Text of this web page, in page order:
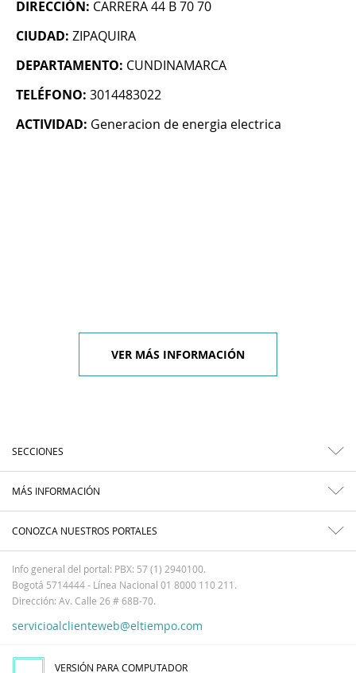
DIRECCIÓN: CARRERA 44 B 70 70
CIUDAD: ZIPAQUIRA
DEPARTAMENTO: CUNDINAMARCA
TELÉFONO: 3014483022
ACTIVIDAD: Generacion de energia electrica
VER MÁS INFORMACIÓN
SECCIONES
MÁS INFORMACIÓN
CONOZCA NUESTROS PORTALES
Info general del portal: PBX: 57 (1) 2940100.
Bogotá 5714444 - Línea Nacional 01 8000 110 211.
Dirección: Av. Calle 26 # 68B-70.
servicioalclienteweb@eltiempo.com
VERSIÓN PARA COMPUTADOR